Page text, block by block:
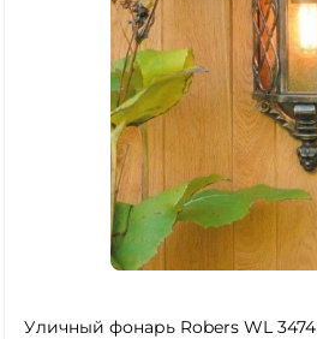
Уличный фонарь Robers WL 3474